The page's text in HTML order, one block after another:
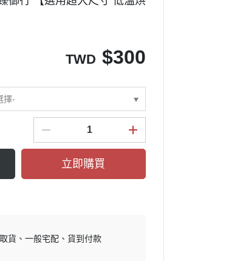
TWD $300
擇-
立即購買
貨 一般宅配
貨到付款